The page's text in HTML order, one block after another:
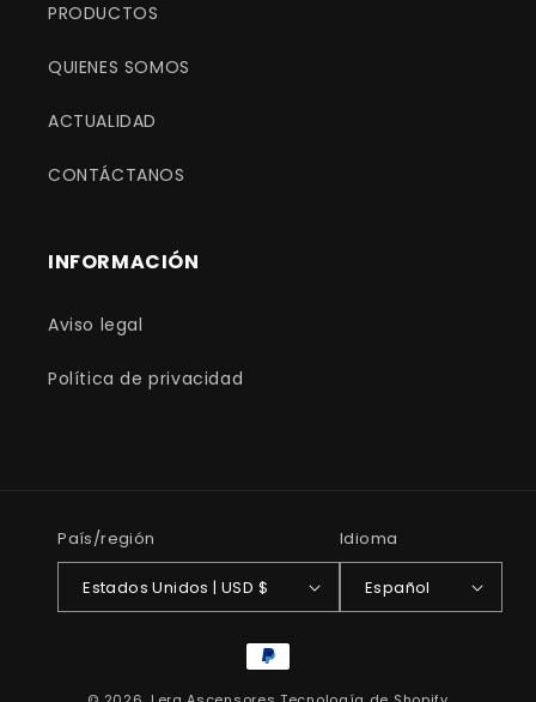
PRODUCTOS
QUIENES SOMOS
ACTUALIDAD
CONTÁCTANOS
INFORMACIÓN
Aviso legal
Política de privacidad
País/región
Estados Unidos | USD $
Idioma
Español
Formas
de